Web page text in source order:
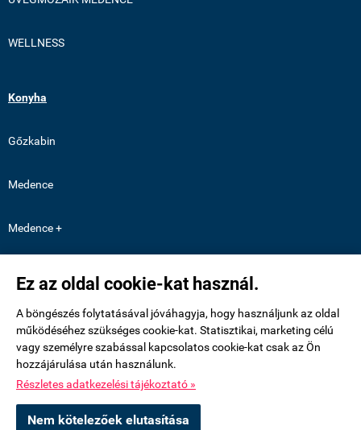
Ez az oldal cookie-kat használ.
A böngészés folytatásával jóváhagyja, hogy használjunk az oldal
működéséhez szükséges cookie-kat. Statisztikai, marketing célú
vagy személyre szabással kapcsolatos cookie-kat csak az Ön
hozzájárulása után használunk.
Részletes adatkezelési tájékoztató »
Nem kötelezőek elutasítása
WELLNESS
Konyha
Gőzkabin
Medence
Medence +
Burkolási útmutató
TOVÁBBI WEBOLDALAINK:
https://medenceburkolatok.hu/